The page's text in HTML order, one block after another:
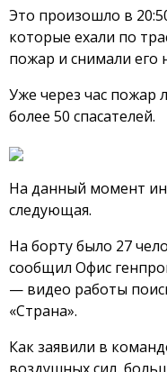
Это произошло в
которые ехали по
пожар и снимали его
Уже через час пожар
более 50 спасателей.
На данный момент
следующая.
На борту было 27
сообщил Офис
— видео работы
«Страна».
Как заявили в